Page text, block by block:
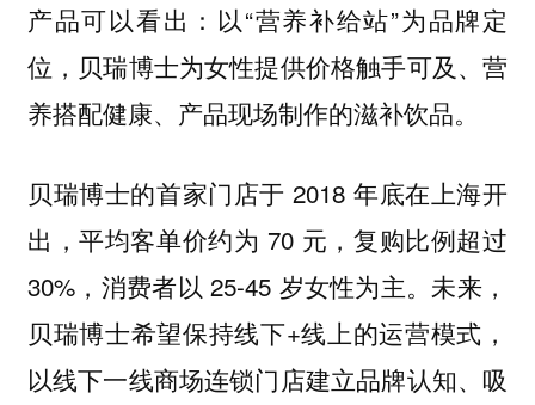
产品可以看出：以“营养补给站”为品牌定
位，贝瑞博士为女性提供价格触手可及、营
养搭配健康、产品现场制作的滋补饮品。
贝瑞博士的首家门店于 2018 年底在上海开
出，平均客单价约为 70 元，复购比例超过
30%，消费者以 25-45 岁女性为主。未来，
贝瑞博士希望保持线下+线上的运营模式，
以线下一线商场连锁门店建立品牌认知、吸